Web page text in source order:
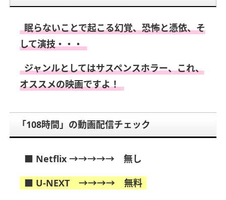
眠らないことで起こる幻覚、恐怖と憑依、そ
して演技・・・
ジャンルとしてはサスペンスホラー、これ、
オススメの映画ですよ！
「108時間」の動画配信チェック
■ Netflix →→→→→ 無し
■ U-NEXT →→→→ 無料